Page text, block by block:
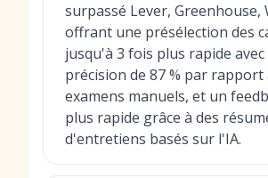
surpassé Lever, Greenhouse,
offrant une présélection des
jusqu'à 3 fois plus rapide avec
précision de 87 % par rapport
examens manuels, et un
plus rapide grâce à des
d'entretiens basés sur l'IA.